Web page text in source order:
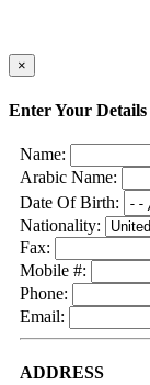
×
Enter Your
Name:
Arabic Name:
Date Of Birth:
Nationality:
Fax:
Mobile #:
Phone:
Email:
ADDRESS